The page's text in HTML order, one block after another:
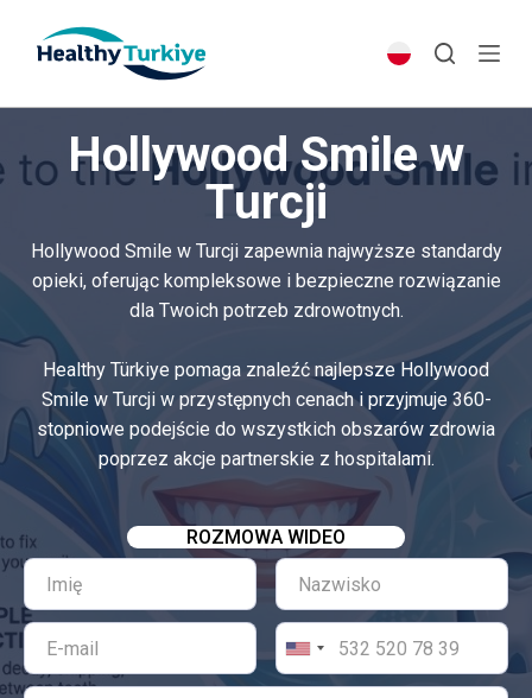
p
o
n
t
n
Hollywood Smile w
Turcji
Hollywood Smile w Turcji zapewnia najwyższe standardy
opieki, oferując kompleksowe i bezpieczne rozwiązanie
dla Twoich potrzeb zdrowotnych.
Healthy Türkiye pomaga znaleźć najlepsze Hollywood
Smile w Turcji w przystępnych cenach i przyjmuje 360-
stopniowe podejście do wszystkich obszarów zdrowia
poprzez akcje partnerskie z hospitalami.
ROZMOWA WIDEO